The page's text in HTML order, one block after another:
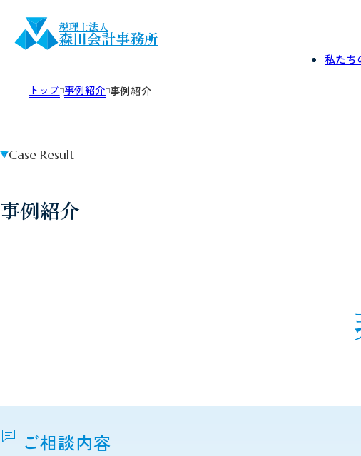
税理士法人
森田会計事務所
私たち
トップ 事例紹介 事例紹介
事例紹介
Case Result
ご相談内容